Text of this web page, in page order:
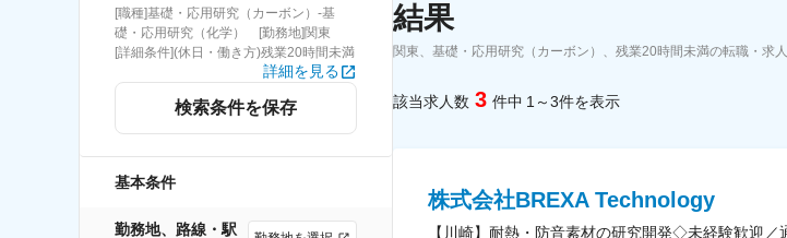
求人特集から探す パートナーエージェントサービス
[職種]基礎・応用研究（カーボン）-基
礎・応用研究（化学） [勤務地]関東
[詳細条件](休日・働き方)残業20時間未満
詳細を見る
検索条件を保存
基本条件
勤務地、路線・駅
結果
関東、基礎・応用研究（カーボン）、残業20時間未満の転職・求
該当求人数 3 件中 1～3件を表示
株式会社BREXA Technology
【川崎】耐熱・防音素材の研究開発◇未経験歓迎